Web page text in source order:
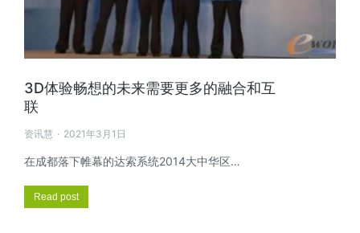
3D体验畅想的未来需要更多的融合和互
联
资讯慧 2021年3月1日
在成都落下帷幕的达索系统2014大中华区…
Read post